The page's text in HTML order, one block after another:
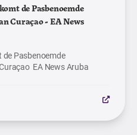
de Pasbenoemde
Curaçao - EA News
Pasbenoemde
EA News Aruba